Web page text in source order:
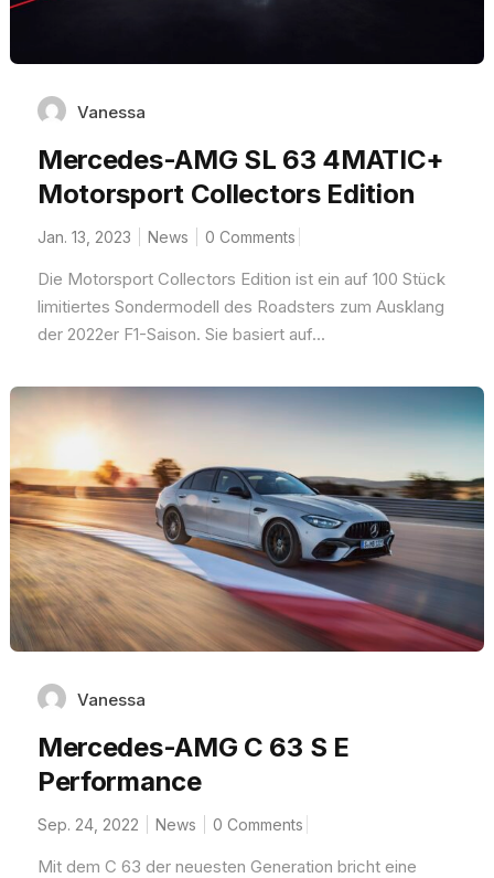
Vanessa
Mercedes-AMG SL 63 4MATIC+
Motorsport Collectors Edition
Jan. 13, 2023 News 0 Comments
Die Motorsport Collectors Edition ist ein auf 100 Stück
limitiertes Sondermodell des Roadsters zum Ausklang
der 2022er F1-Saison. Sie basiert auf...
Vanessa
Mercedes-AMG C 63 S E
Performance
Sep. 24, 2022 News 0 Comments
Mit dem C 63 der neuesten Generation bricht eine